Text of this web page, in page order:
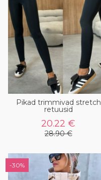
Pikad trimmivad stretch
retuusid
20.22 €
28.90 €
-30%